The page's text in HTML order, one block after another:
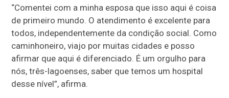
“Comentei com a minha esposa que isso aqui é coisa
de primeiro mundo. O atendimento é excelente para
todos, independentemente da condição social. Como
caminhoneiro, viajo por muitas cidades e posso
afirmar que aqui é diferenciado. É um orgulho para
nós, três-lagoenses, saber que temos um hospital
desse nível”, afirma.